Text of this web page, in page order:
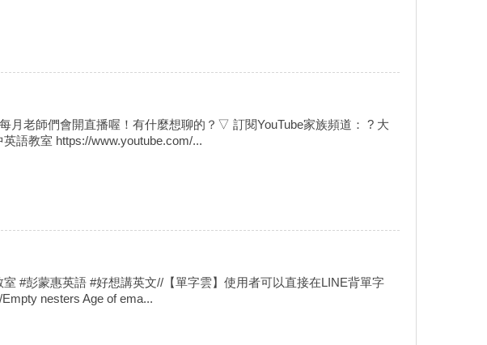
月老師們會開直播喔！有什麼想聊的？▽ 訂閱YouTube家族頻道： ? 大
語教室 https://www.youtube.com/...
#彭蒙惠英語 #好想講英文//【單字雲】使用者可以直接在LINE背單字
nesters Age of ema...